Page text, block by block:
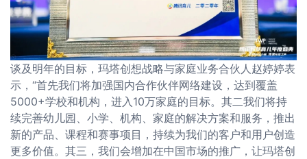
谈及明年的目标，玛塔创想战略与家庭业务合伙人赵婷婷表
示，“首先我们将加强国内合作伙伴网络建设，达到覆盖
5000+学校和机构，进入10万家庭的目标。其二我们将持
续完善幼儿园、小学、机构、家庭的解决方案和服务，推出
新的产品、课程和赛事项目，持续为我们的客户和用户创造
更多价值。其三，我们会增加在中国市场的推广，让玛塔创